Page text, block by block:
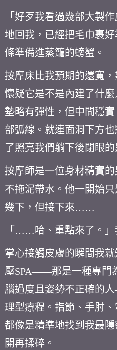
「好歹我看過幾部大製
地回我，已經把毛巾裹
條準備進蒸籠的螃蟹。
按摩床比我預期的還寬
懷疑它是不是內建了什
墊略有彈性，但中間穩
部弧線。就連面洞下方
了照亮我們躺下後閉眼的
按摩師是一位身材精實的
不拖泥帶水。他一開始
幾下，但接下來……
「……哈、重點來了。」
掌心接觸皮膚的瞬間我
壓SPA——那是一種專門
腦過度且姿勢不正確的
理型療程。指節、手肘
都像是精準地找到我最
開再揉碎。